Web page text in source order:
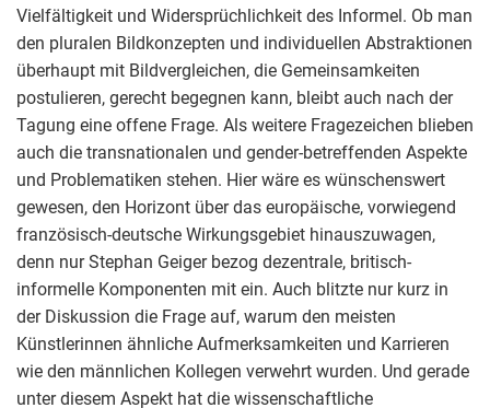
Vielfältigkeit und Widersprüchlichkeit des Informel. Ob man
den pluralen Bildkonzepten und individuellen Abstraktionen
überhaupt mit Bildvergleichen, die Gemeinsamkeiten
postulieren, gerecht begegnen kann, bleibt auch nach der
Tagung eine offene Frage. Als weitere Fragezeichen blieben
auch die transnationalen und gender-betreffenden Aspekte
und Problematiken stehen. Hier wäre es wünschenswert
gewesen, den Horizont über das europäische, vorwiegend
französisch-deutsche Wirkungsgebiet hinauszuwagen,
denn nur Stephan Geiger bezog dezentrale, britisch-
informelle Komponenten mit ein. Auch blitzte nur kurz in
der Diskussion die Frage auf, warum den meisten
Künstlerinnen ähnliche Aufmerksamkeiten und Karrieren
wie den männlichen Kollegen verwehrt wurden. Und gerade
unter diesem Aspekt hat die wissenschaftliche